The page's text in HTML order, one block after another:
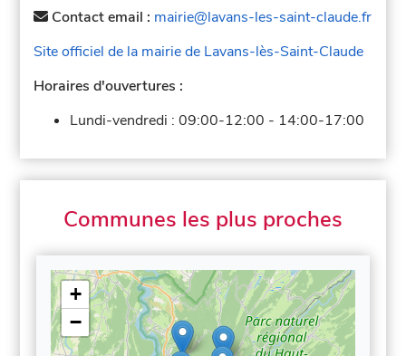
Contact email : mairie@lavans-les-saint-claude.fr
Site officiel de la mairie de Lavans-lès-Saint-Claude
Horaires d'ouvertures :
Lundi-vendredi :09:00-12:00 - 14:00-17:00
Communes les plus proches
+
−